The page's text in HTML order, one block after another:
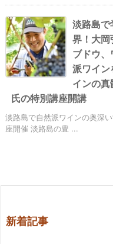
淡路島で
界！大岡
ブドウ
派ワイン
インの
氏の特別講座開講
淡路島で自然派ワインの奥深
座開催 淡路島の豊 ...
新着記事